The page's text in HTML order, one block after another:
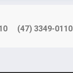
(47) 3349-0110